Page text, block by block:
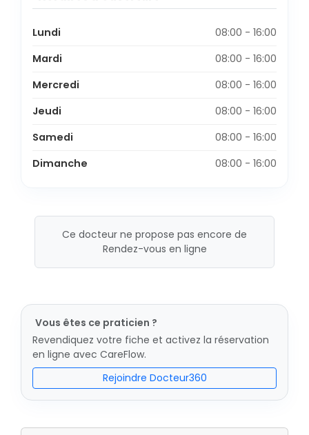
Lundi
08:00 - 16:00
Mardi
08:00 - 16:00
Mercredi
08:00 - 16:00
Jeudi
08:00 - 16:00
Samedi
08:00 - 16:00
Dimanche
08:00 - 16:00
Ce docteur ne propose pas encore de
Rendez-vous en ligne
Vous êtes ce praticien ?
Revendiquez votre fiche et activez la réservation
en ligne avec CareFlow.
Rejoindre Docteur360